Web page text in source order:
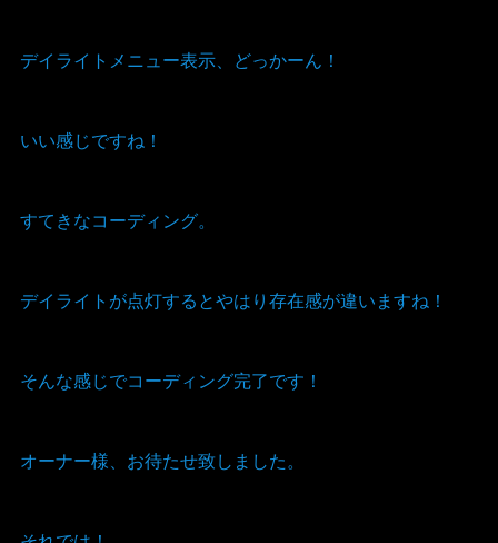
デイライトメニュー表示、どっかーん！
いい感じですね！
すてきなコーディング。
デイライトが点灯するとやはり存在感が違いますね！
そんな感じでコーディング完了です！
オーナー様、お待たせ致しました。